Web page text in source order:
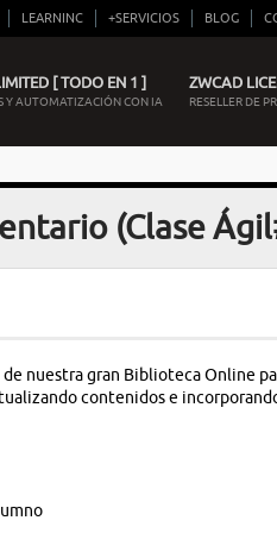
LEARNINC +SERVICIOS BLOG
[ TODO EN 1 ]
Y AUTOMATIZACIÓN CON IA
ZWCAD
RESELLER DE
(Clase
de nuestra gran Biblioteca Online
contenidos e